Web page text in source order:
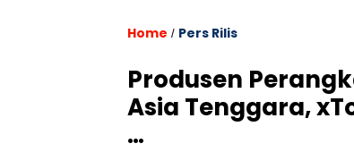
Home / Pers Rilis
Produsen
Asia Tenggara,
…